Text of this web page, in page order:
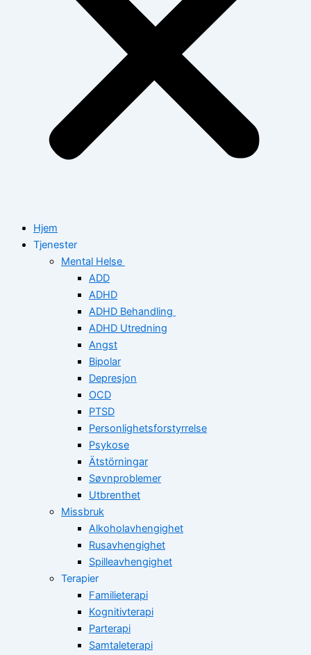
Hjem
Tjenester
Mental Helse
ADD
ADHD
ADHD Behandling
ADHD Utredning
Angst
Bipolar
Depresjon
OCD
PTSD
Personlighetsforstyrrelse
Psykose
Ätstörningar
Søvnproblemer
Utbrenthet
Missbruk
Alkoholavhengighet
Rusavhengighet
Spilleavhengighet
Terapier
Familieterapi
Kognitivterapi
Parterapi
Samtaleterapi